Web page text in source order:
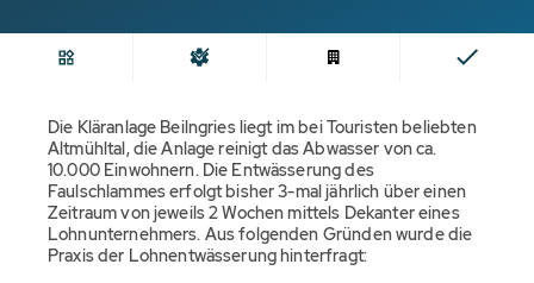
Die Kläranlage Beilngries liegt im bei Touristen beliebten
Altmühltal, die Anlage reinigt das Abwasser von ca.
10.000 Einwohnern. Die Entwässerung des
Faulschlammes erfolgt bisher 3-mal jährlich über einen
Zeitraum von jeweils 2 Wochen mittels Dekanter eines
Lohnunternehmers. Aus folgenden Gründen wurde die
Praxis der Lohnentwässerung hinterfragt: